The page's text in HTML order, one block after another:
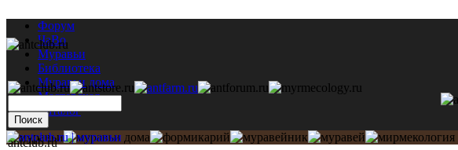
Форум
ЧаВо
Муравьи
Библиотека
Муравьи дома
Мастерская
Каталог
antclub.ru